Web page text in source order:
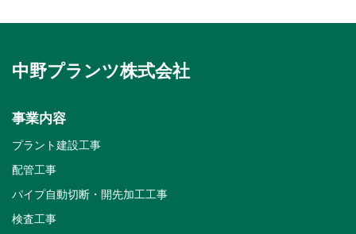
中野プランツ株式会社
事業内容
プラント建設工事
配管工事
パイプ自動切断・開先加工工事
検査工事